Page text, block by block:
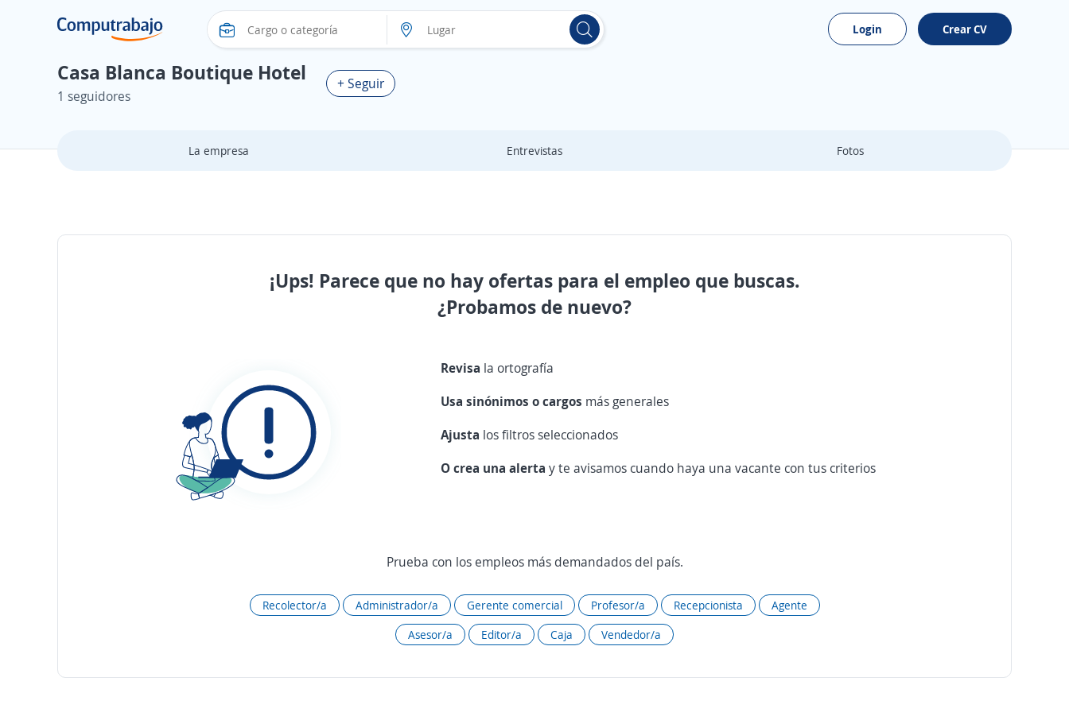
Login Crear CV
Casa Blanca Boutique Hotel
1 seguidores
+ Seguir
La empresa Entrevistas Fotos
¡Ups! Parece que no hay ofertas para el empleo que buscas.
¿Probamos de nuevo?
Revisa la ortografía
Usa sinónimos o cargos más generales
Ajusta los filtros seleccionados
O crea una alertay te avisamos cuando haya una vacante con tus criterios
Prueba con los empleos más demandados del país.
Recolector/a Administrador/a Gerente comercial Profesor/a Recepcionista
Agente
Asesor/a
Editor/a Caja Vendedor/a